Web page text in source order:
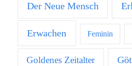
Der Neue Mensch
Erwachen Feminin
Goldenes Zeitalter